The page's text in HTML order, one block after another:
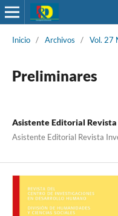
Inicio / Archivos / Vol. 27
Preliminares
Asistente Editorial
Asistente Editorial Revista